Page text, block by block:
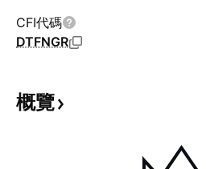
CFI代碼
DTFNGR
概覽